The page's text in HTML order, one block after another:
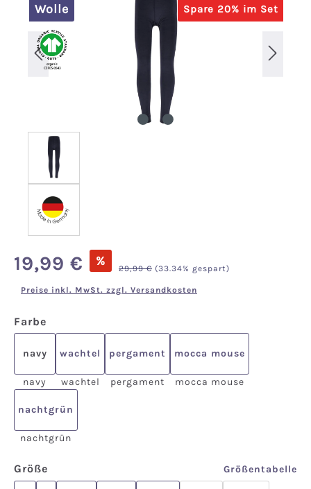
Spare 20% im Set
Wolle
Verkaufspreis:
19,99 € % Regulärer Preis:
29,99 € (33.34% gespart)
Preise inkl. MwSt. zzgl. Versandkosten
Farbe
navy
navy
wachtel
wachtel
pergament
pergament
mocca mouse
mocca mouse
nachtgrün
nachtgrün
Größe Größentabelle